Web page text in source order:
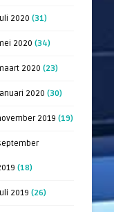
2020 (31)
2020 (34)
2020 (23)
2020 (30)
2019 (19)
(18)
2019 (26)